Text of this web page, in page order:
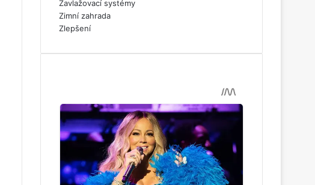
Zavlažovací systémy
Zimní zahrada
Zlepšení